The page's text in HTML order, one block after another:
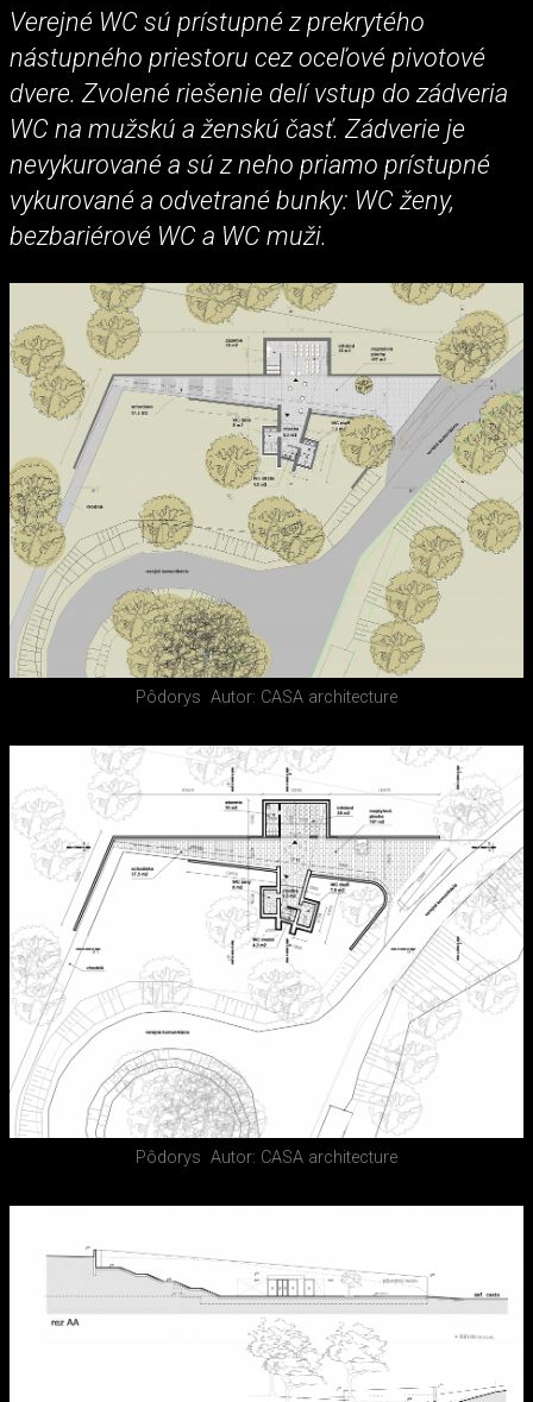
Verejné WC sú prístupné z prekrytého
nástupného priestoru cez oceľové pivotové
dvere. Zvolené riešenie delí vstup do zádveria
WC na mužskú a ženskú časť. Zádverie je
nevykurované a sú z neho priamo prístupné
vykurované a odvetrané bunky: WC ženy,
bezbariérové WC a WC muži.
Pôdorys Autor: CASA architecture
Pôdorys Autor: CASA architecture